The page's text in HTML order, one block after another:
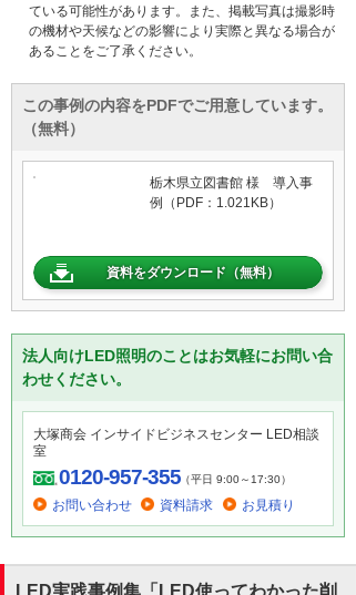
ている可能性があります。また、掲載写真は撮影時
の機材や天候などの影響により実際と異なる場合が
あることをご了承ください。
この事例の内容をPDFでご用意しています。
（無料）
栃木県立図書館 様 導入事
例（PDF：1.021KB）
資料をダウンロード（無料）
法人向けLED照明のことはお気軽にお問い合
わせください。
大塚商会 インサイドビジネスセンター LED相談
室
0120-957-355（平日 9:00～17:30）
お問い合わせ 資料請求 お見積り
LED実践事例集「LED使ってわかった削